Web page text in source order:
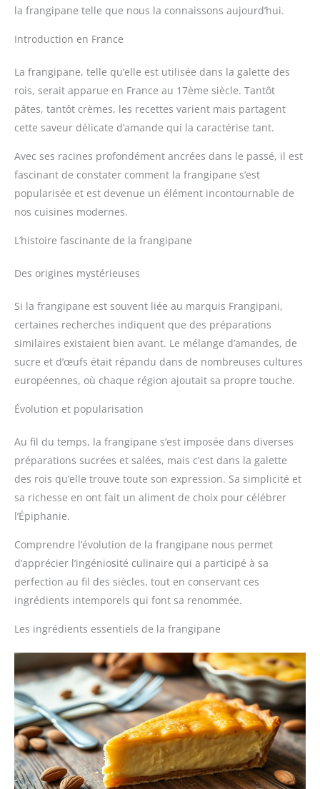
la frangipane telle que nous la connaissons aujourd’hui.
Introduction en France
La frangipane, telle qu’elle est utilisée dans la galette des
rois, serait apparue en France au 17ème siècle. Tantôt
pâtes, tantôt crèmes, les recettes varient mais partagent
cette saveur délicate d’amande qui la caractérise tant.
Avec ses racines profondément ancrées dans le passé, il est
fascinant de constater comment la frangipane s’est
popularisée et est devenue un élément incontournable de
nos cuisines modernes.
L’histoire fascinante de la frangipane
Des origines mystérieuses
Si la frangipane est souvent liée au marquis Frangipani,
certaines recherches indiquent que des préparations
similaires existaient bien avant. Le mélange d’amandes, de
sucre et d’œufs était répandu dans de nombreuses cultures
européennes, où chaque région ajoutait sa propre touche.
Évolution et popularisation
Au fil du temps, la frangipane s’est imposée dans diverses
préparations sucrées et salées, mais c’est dans la galette
des rois qu’elle trouve toute son expression. Sa simplicité et
sa richesse en ont fait un aliment de choix pour célébrer
l’Épiphanie.
Comprendre l’évolution de la frangipane nous permet
d’apprécier l’ingéniosité culinaire qui a participé à sa
perfection au fil des siècles, tout en conservant ces
ingrédients intemporels qui font sa renommée.
Les ingrédients essentiels de la frangipane